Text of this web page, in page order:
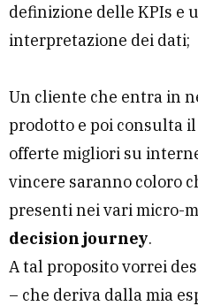
definizione delle KPIs e
interpretazione dei dati;
Un cliente che entra in
prodotto e poi consulta
offerte migliori su
vincere saranno coloro
presenti nei vari micro-
decision journey.
A tal proposito vorrei
– che deriva dalla mia